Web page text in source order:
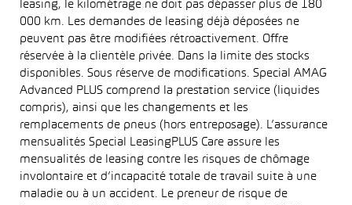
leasing, le kilométrage ne doit pas dépasser plus de 180
000 km. Les demandes de leasing déjà déposées ne
peuvent pas être modifiées rétroactivement. Offre
réservée à la clientèle privée. Dans la limite des stocks
disponibles. Sous réserve de modifications. Special AMAG
Advanced PLUS comprend la prestation service (liquides
compris), ainsi que les changements et les
remplacements de pneus (hors entreposage). L’assurance
mensualités Special LeasingPLUS Care assure les
mensualités de leasing contre les risques de chômage
involontaire et d’incapacité totale de travail suite à une
maladie ou à un accident. Le preneur de risque de